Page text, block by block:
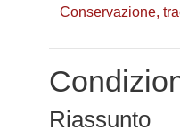
Conservazione,
Riassunto